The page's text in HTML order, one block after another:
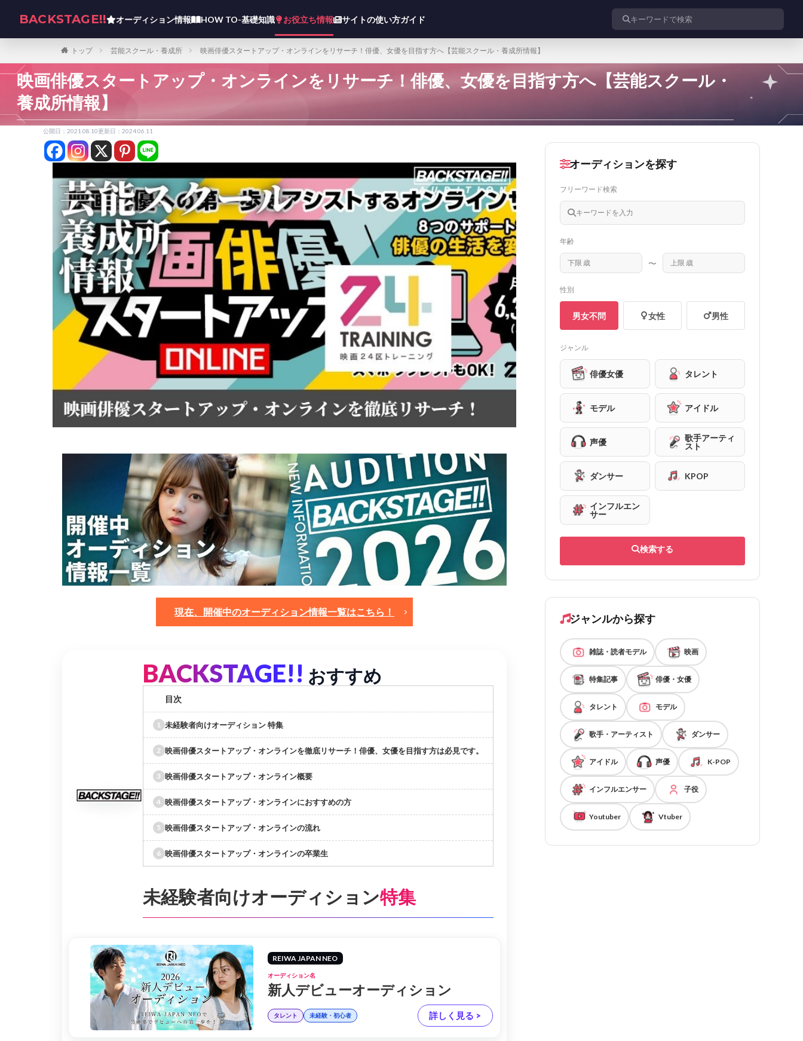
BACKSTAGE!! オーディション情報 HOW TO-基礎知識 お役立ち情報 サイトの使い方ガイド 投稿を検索
トップ 芸能スクール・養成所 映画俳優スタートアップ・オンラインをリサーチ！俳優、女優を目指す方へ【芸能スクール・養成所情報】
映画俳優スタートアップ・オンラインをリサーチ！俳優、女優を目指す方へ【芸能スクール・
養成所情報】
公開日：2021.08.10更新日：2024.06.11
現在、開催中のオーディション情報一覧はこちら！
BACKSTAGE!! おすすめ
目次
未経験者向けオーディション 特集
映画俳優スタートアップ・オンラインを徹底リサーチ！俳優、女優を目指す方は必見です。
映画俳優スタートアップ・オンライン概要
映画俳優スタートアップ・オンラインにおすすめの方
映画俳優スタートアップ・オンラインの流れ
映画俳優スタートアップ・オンラインの卒業生
未経験者向けオーディション特集
REIWA JAPAN NEO
オーディション名
新人デビューオーディション
タレント 未経験・初心者 詳しく見る >
オーディションを探す
フリーワード検索
年齢
〜
性別
男女不問 女性 男性
ジャンル
俳優女優 タレント
モデル アイドル
声優
歌手アーティ
スト
ダンサー KPOP
インフルエン
サー
検索する
ジャンルから探す
雑誌・読者モデル 映画
特集記事 俳優・女優
タレント モデル
歌手・アーティスト ダンサー
アイドル 声優 K-POP
インフルエンサー 子役
Youtuber Vtuber